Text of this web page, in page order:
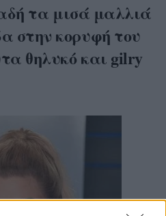
τα μισά μαλλιά
στην κορυφή του
θηλυκό και gilry